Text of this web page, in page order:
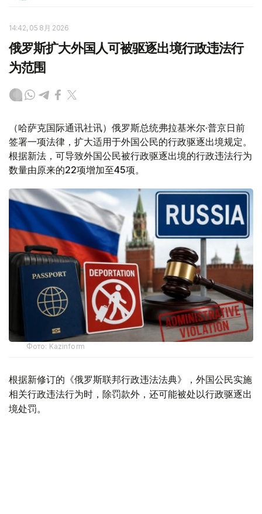
14:42, 05 8月 2026
俄罗斯扩大外国人可被驱逐出境行政违法行
为范围
（哈萨克国际通讯社讯）俄罗斯总统弗拉基米尔·普京日前
签署一项法律，扩大适用于外国公民的行政驱逐出境规定。
根据新法，可导致外国公民被行政驱逐出境的行政违法行为
数量由原来的22项增加至45项。
Фото: Kazinform
根据新修订的《俄罗斯联邦行政违法法典》，外国公民实施
相关行政违法行为时，除罚款外，还可能被处以行政驱逐出
境处罚。